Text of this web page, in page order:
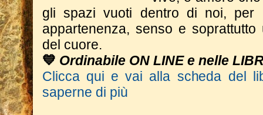
gli spazi vuoti dentro di noi, per
appartenenza, senso e
del cuore.
💙 Ordinabile ON LINE e nelle
Clicca qui e vai alla scheda del
saperne di più